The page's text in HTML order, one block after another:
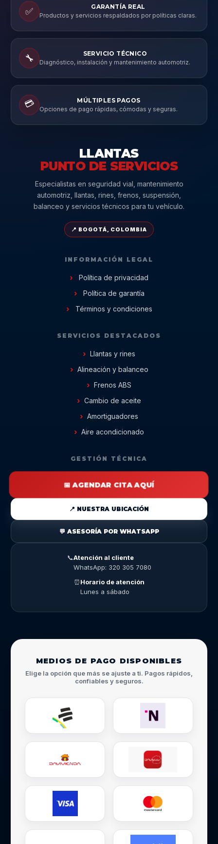
✅
GARANTÍA REAL
Productos y servicios respaldados por políticas claras.
🔧
SERVICIO TÉCNICO
Diagnóstico, instalación y mantenimiento automotriz.
💳
MÚLTIPLES PAGOS
Opciones de pago rápidas, cómodas y seguras.
LLANTAS
PUNTO DE SERVICIOS
Especialistas en seguridad vial, mantenimiento
automotriz, llantas, rines, frenos, suspensión,
balanceo y servicios técnicos para tu vehículo.
📍 BOGOTÁ, COLOMBIA
INFORMACIÓN LEGAL
Política de privacidad
Política de garantía
Términos y condiciones
SERVICIOS DESTACADOS
Llantas y rines
Alineación y balanceo
Frenos ABS
Cambio de aceite
Amortiguadores
Aire acondicionado
GESTIÓN TÉCNICA
📅 AGENDAR CITA AQUÍ
📍 NUESTRA UBICACIÓN
💬 ASESORÍA POR WHATSAPP
📞Atención al cliente
WhatsApp: 320 305 7080
⏰Horario de atención
Lunes a sábado
MEDIOS DE PAGO DISPONIBLES
Elige la opción que más se ajuste a ti. Pagos rápidos,
confiables y seguros.